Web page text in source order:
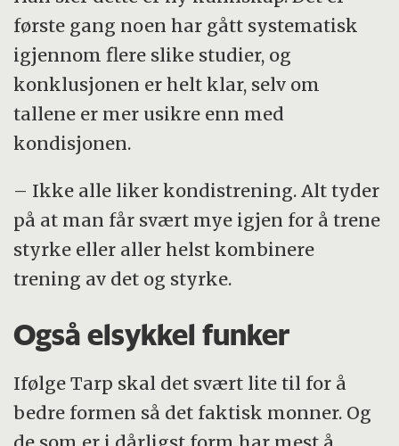
første gang noen har gått systematisk
igjennom flere slike studier, og
konklusjonen er helt klar, selv om
tallene er mer usikre enn med
kondisjonen.
– Ikke alle liker kondistrening. Alt tyder
på at man får svært mye igjen for å trene
styrke eller aller helst kombinere
trening av det og styrke.
Også elsykkel funker
Ifølge Tarp skal det svært lite til for å
bedre formen så det faktisk monner. Og
de som er i dårligst form har mest å